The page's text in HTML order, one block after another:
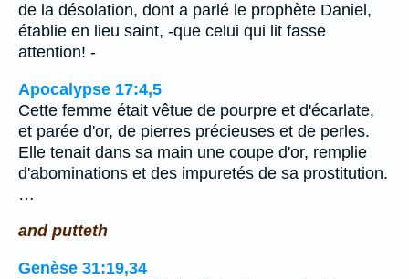
de la désolation, dont a parlé le prophète Daniel,
établie en lieu saint, -que celui qui lit fasse
attention! -
Apocalypse 17:4,5
Cette femme était vêtue de pourpre et d'écarlate,
et parée d'or, de pierres précieuses et de perles.
Elle tenait dans sa main une coupe d'or, remplie
d'abominations et des impuretés de sa prostitution.
…
and putteth
Genèse 31:19,34